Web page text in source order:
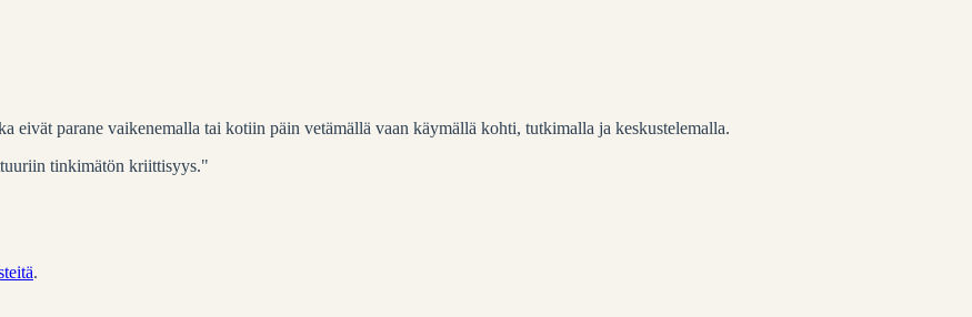
eivät parane vaikenemalla tai kotiin päin vetämällä vaan käymällä kohti, tutkimalla ja keskustelemalla.
tinkimätön kriittisyys."
.